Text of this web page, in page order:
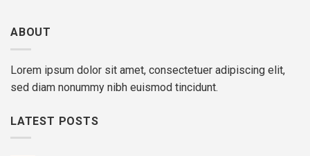
ABOUT
Lorem ipsum dolor sit amet, consectetuer adipiscing elit,
sed diam nonummy nibh euismod tincidunt.
LATEST POSTS